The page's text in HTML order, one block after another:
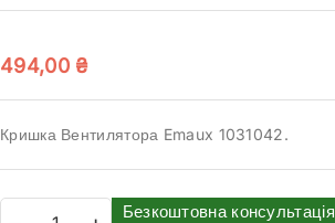
494,00 ₴
Кришка Вентилятора Emaux 1031042.
Безкоштовна консультація